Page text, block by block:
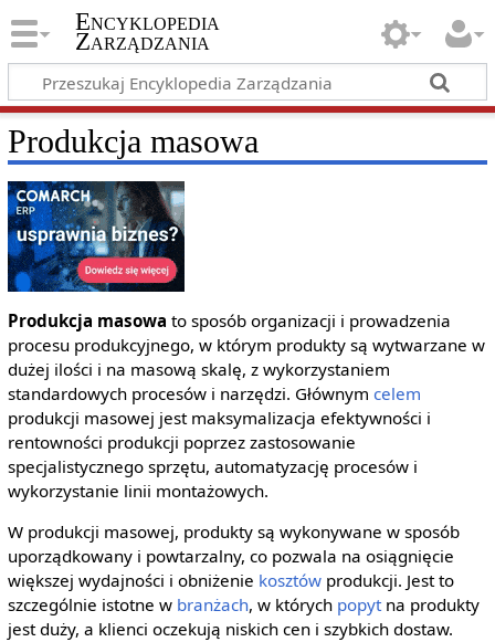
Encyklopedia
Zarządzania
Produkcja masowa
Produkcja masowa to sposób organizacji i prowadzenia
procesu produkcyjnego, w którym produkty są wytwarzane w
dużej ilości i na masową skalę, z wykorzystaniem
standardowych procesów i narzędzi. Głównym celem
produkcji masowej jest maksymalizacja efektywności i
rentowności produkcji poprzez zastosowanie
specjalistycznego sprzętu, automatyzację procesów i
wykorzystanie linii montażowych.
W produkcji masowej, produkty są wykonywane w sposób
uporządkowany i powtarzalny, co pozwala na osiągnięcie
większej wydajności i obniżenie kosztówprodukcji. Jest to
szczególnie istotne w branżach, w których popytna produkty
jest duży, a klienci oczekują niskich cen i szybkich dostaw.